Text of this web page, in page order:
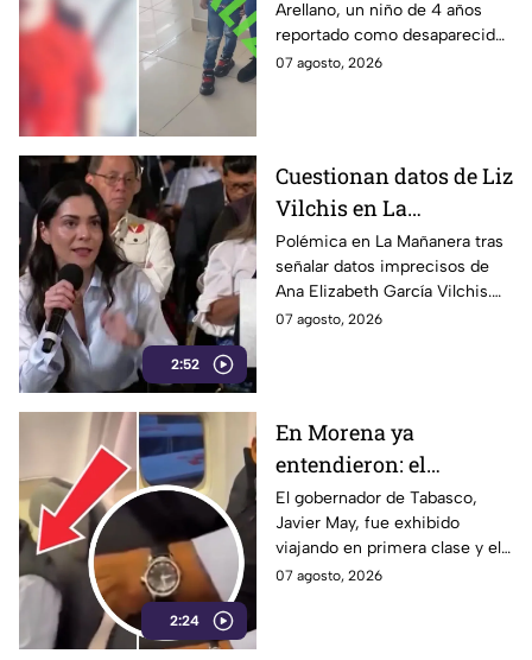
León, Guanajuato:
CONFIRMAN
H4LLAZGO
Arellano, un niño de 4 años
reportado como desaparecido
en León, Guanajuato, fue
07 agosto, 2026
2:52
Cuestionan datos de Liz
Vilchis en La
Mañanera: estudio de
Reuters respalda a TV
Azteca
Polémica en La Mañanera tras
señalar datos imprecisos de
Ana Elizabeth García Vilchis.
Estudio de Reuters coloca a
07 agosto, 2026
2:24
En Morena ya
entendieron: el
problema no es viajar
en primera clase… ¡es
que te graben!
El gobernador de Tabasco,
Javier May, fue exhibido
viajando en primera clase y el
tema llegó hasta la dirigencia
07 agosto, 2026